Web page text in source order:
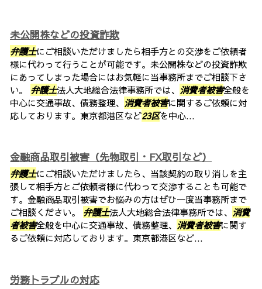
未公開株などの投資詐欺
弁護士にご相談いただけましたら相手方との交渉をご依頼者
様に代わって行うことが可能です。未公開株などの投資詐欺
にあってしまった場合にはお気軽に当事務所までご相談下さ
い。 弁護士法人大地総合法律事務所では、 消費者被害全般を
中心に交通事故、債務整理、 消費者被害に関するご依頼に対
応しております。東京都港区など23区を中心...
金融商品取引被害（先物取引・FX取引など）
弁護士にご相談いただけましたら、当該契約の取り消しを主
張して相手方とご依頼者様に代わって交渉することも可能で
す。金融商品取引被害でお悩みの方はぜひ一度当事務所まで
ご相談ください。 弁護士法人大地総合法律事務所では、 消費
者被害全般を中心に交通事故、債務整理、 消費者被害に関す
るご依頼に対応しております。東京都港区など...
労務トラブルの対応